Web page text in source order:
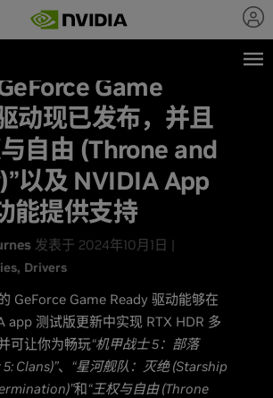
Game
动现已发布，并且
自由 (Throne and
以及 NVIDIA App
能提供支持
发表于 2024年10月1日 |
Drivers
GeForce Game Ready 驱动能够在
app 测试版更新中实现 RTX HDR 多
可让你为畅玩“机甲战士 5：部落
Clans)”、 “星河舰队：灭绝 (Starship
和“王权与自由 (Throne